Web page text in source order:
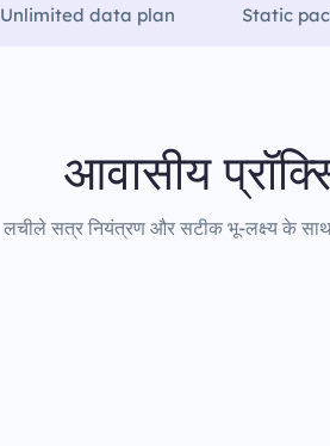
Unlimited data plan Static
आवासीय
लचीले सत्र नियंत्रण और सटीक भू-लक्ष्य के